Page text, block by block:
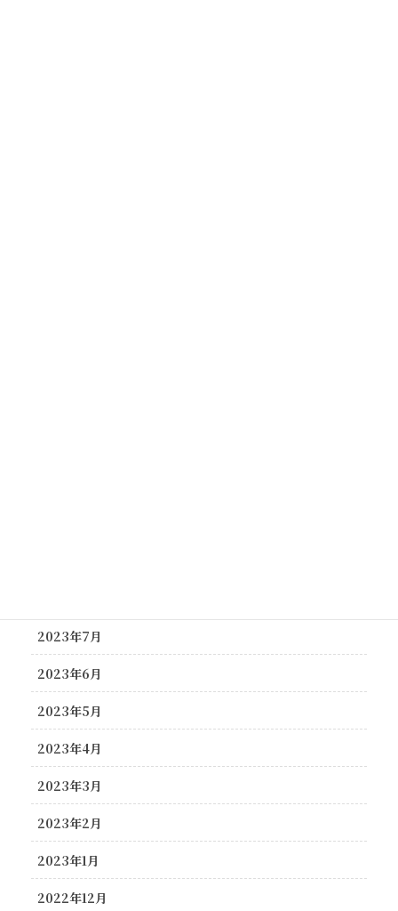
2023年7月
2023年6月
2023年5月
2023年4月
2023年3月
2023年2月
2023年1月
2022年12月